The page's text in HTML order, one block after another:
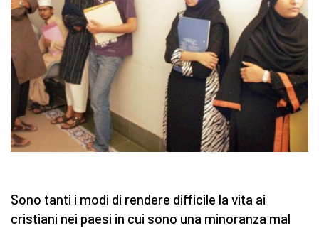
Sono tanti i modi di rendere difficile la vita ai
cristiani nei paesi in cui sono una minoranza mal